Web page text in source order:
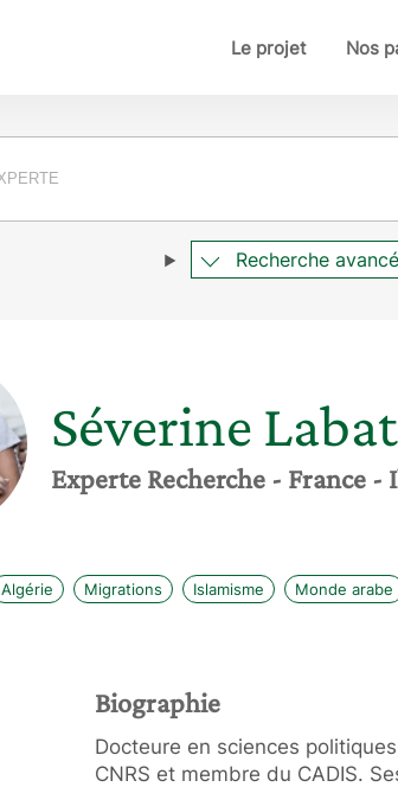
Le projet Nos
Recherche
Séverine Labat
Experte Recherche - France -
Algérie Migrations Islamisme Monde arabe
Biographie
Docteure en sciences
CNRS et membre du CADIS.